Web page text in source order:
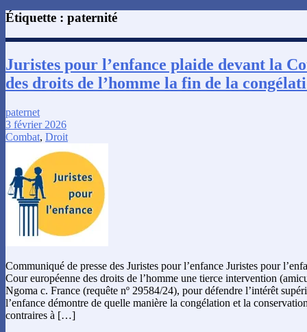
Étiquette : paternité
Juristes pour l’enfance plaide devant la
des droits de l’homme la fin de la
paternet
3 février 2026
Combat, Droit
Communiqué de presse des Juristes pour l’enfance Juristes pour
Cour européenne des droits de l’homme une tierce intervention
Ngoma c. France (requête nº 29584/24), pour défendre l’intérêt
l’enfance démontre de quelle manière la congélation et la
contraires à […]